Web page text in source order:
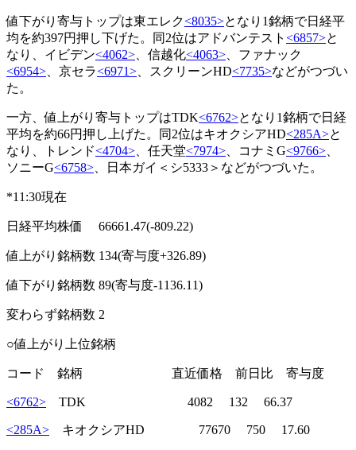
値下がり寄与トップは東エレク<8035>となり1銘柄で日経平
均を約397円押し下げた。同2位はアドバンテスト <6857>と
なり、イビデン<4062>、信越化<4063>、ファナック
<6954>、京セラ<6971>、スクリーンHD<7735>などがつづい
た。
一方、値上がり寄与トップはTDK<6762>となり1銘柄で日経
平均を約66円押し上げた。同2位はキオクシアHD<285A>と
なり、トレンド<4704>、任天堂<7974>、コナミG<9766>、
ソニーG<6758>、日本ガイ＜シ5333＞などがつづいた。
*11:30現在
日経平均株価 66661.47(-809.22)
値上がり銘柄数 134(寄与度+326.89)
値下がり銘柄数 89(寄与度-1136.11)
変わらず銘柄数 2
○値上がり上位銘柄
コード 銘柄 直近価格 前日比 寄与度
<6762> TDK 4082 132 66.37
<285A> キオクシアHD 77670 750 17.60